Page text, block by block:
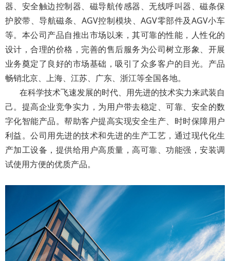
器、安全触边控制器、磁导航传感器、无线呼叫器、磁条保
护胶带、导航磁条、AGV控制模块、AGV零部件及AGV小车
等。本公司产品自推出市场以来，其可靠的性能，人性化的
设计，合理的价格，完善的售后服务为公司树立形象、开展
业务奠定了良好的市场基础，吸引了众多客户的目光。产品
畅销北京、上海、江苏、广东、浙江等全国各地。
在科学技术飞速发展的时代、用先进的技术实力来武装自
己。提高企业竞争实力，为用户带去稳定、可靠、安全的数
字化智能产品。帮助客户提高实现安全生产、时时保障用户
利益。公司用先进的技术和先进的生产工艺，通过现代化生
产加工设备，提供给用户高质量，高可靠、功能强，安装调
试使用方便的优质产品。